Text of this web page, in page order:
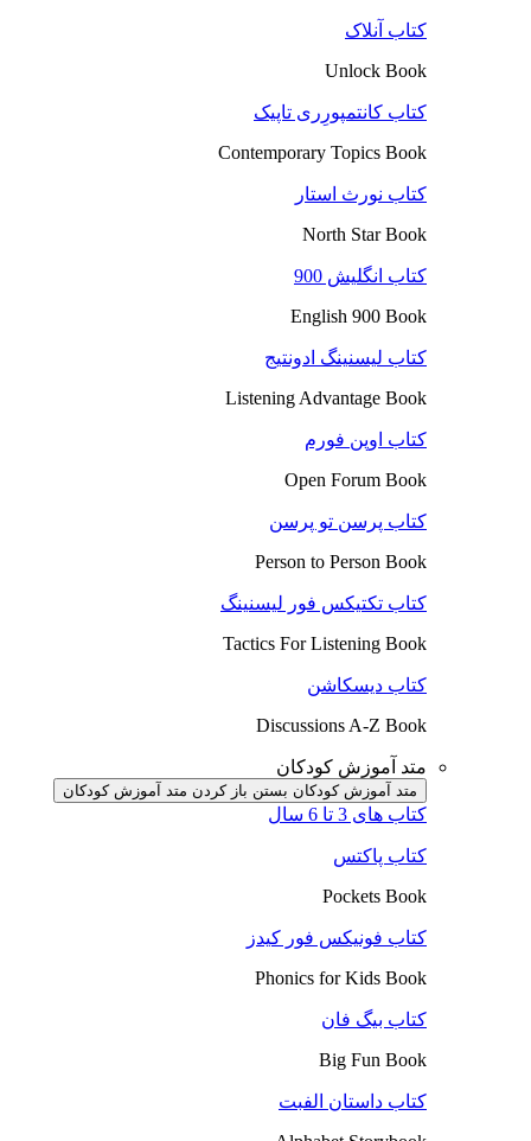
کتاب آنلاک
Unlock Book
کتاب کانتمپورِری تاپیک
Contemporary Topics Book
کتاب نورث استار
North Star Book
کتاب انگلیش 900
English 900 Book
کتاب لیسنینگ ادونتیج
Listening Advantage Book
کتاب اوپن فورم
Open Forum Book
کتاب پرسن تو پرسن
Person to Person Book
کتاب تکتیکس فور لیسنینگ
Tactics For Listening Book
کتاب دیسکاشن
Discussions A-Z Book
متد آموزش کودکان
متد آموزش کودکان بستن باز کردن متد آموزش کودکان
کتاب های 3 تا 6 سال
کتاب پاکتس
Pockets Book
کتاب فونیکس فور کیدز
Phonics for Kids Book
کتاب بیگ فان
Big Fun Book
کتاب داستان الفبت